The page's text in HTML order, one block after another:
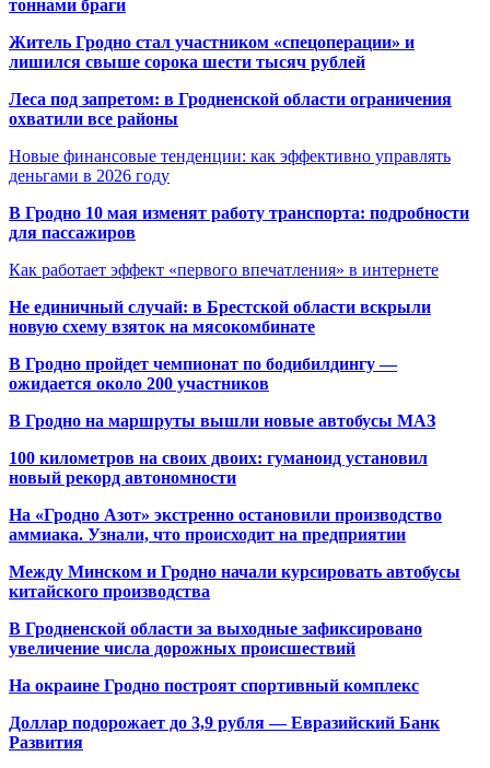
тоннами браги
Житель Гродно стал участником «спецоперации» и
лишился свыше сорока шести тысяч рублей
Леса под запретом: в Гродненской области ограничения
охватили все районы
Новые финансовые тенденции: как эффективно управлять
деньгами в 2026 году
В Гродно 10 мая изменят работу транспорта: подробности
для пассажиров
Как работает эффект «первого впечатления» в интернете
Не единичный случай: в Брестской области вскрыли
новую схему взяток на мясокомбинате
В Гродно пройдет чемпионат по бодибилдингу —
ожидается около 200 участников
В Гродно на маршруты вышли новые автобусы МАЗ
100 километров на своих двоих: гуманоид установил
новый рекорд автономности
На «Гродно Азот» экстренно остановили производство
аммиака. Узнали, что происходит на предприятии
Между Минском и Гродно начали курсировать автобусы
китайского производства
В Гродненской области за выходные зафиксировано
увеличение числа дорожных происшествий
На окраине Гродно построят спортивный комплекс
Доллар подорожает до 3,9 рубля — Евразийский Банк
Развития